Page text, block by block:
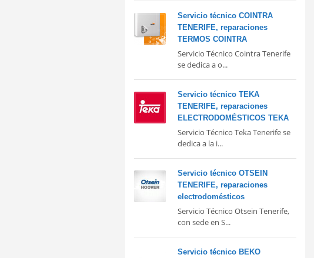
Servicio técnico COINTRA
TENERIFE, reparaciones
TERMOS COINTRA
Servicio Técnico Cointra Tenerife
se dedica a o...
Servicio técnico TEKA
TENERIFE, reparaciones
ELECTRODOMÉSTICOS TEKA
Servicio Técnico Teka Tenerife se
dedica a la i...
Servicio técnico OTSEIN
TENERIFE, reparaciones
electrodomésticos
Servicio Técnico Otsein Tenerife,
con sede en S...
Servicio técnico BEKO